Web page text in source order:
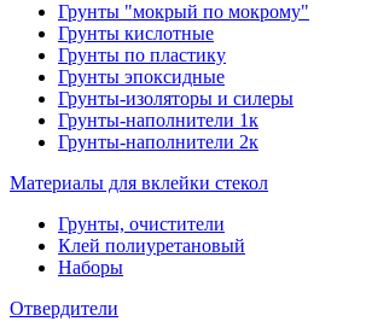
Грунты "мокрый по мокрому"
Грунты кислотные
Грунты по пластику
Грунты эпоксидные
Грунты-изоляторы и силеры
Грунты-наполнители 1к
Грунты-наполнители 2к
Материалы для вклейки стекол
Грунты, очистители
Клей полиуретановый
Наборы
Отвердители